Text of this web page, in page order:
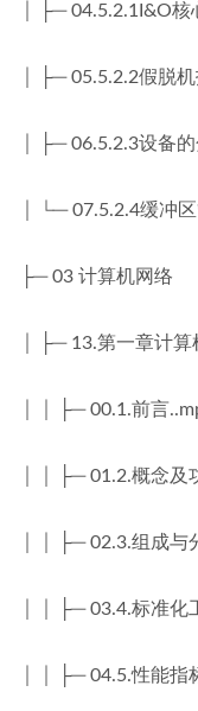
│ ├─ 04.5.2.1I&O核
│ ├─ 05.5.2.2假脱
│ ├─ 06.5.2.3设备
│ └─ 07.5.2.4缓冲
├─ 03 计算机网络
│ ├─ 13.第一章计算
│ │ ├─ 00.1.前言
│ │ ├─ 01.2.概念及
│ │ ├─ 02.3.组成与
│ │ ├─ 03.4.标准化
│ │ ├─ 04.5.性能指